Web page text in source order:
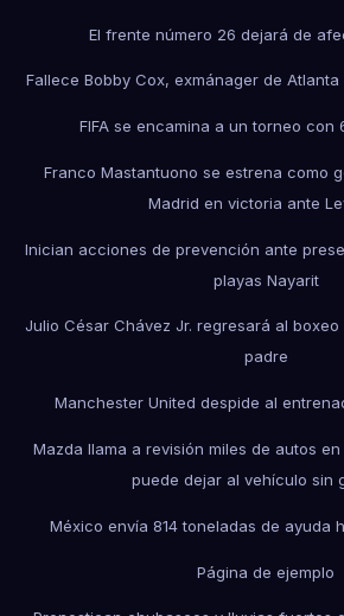
El frente número 26 dejará de
Fallece Bobby Cox, exmánager de
FIFA se encamina a un torneo con
Franco Mastantuono se estrena como
Madrid en victoria ante
Inician acciones de prevención ante
playas Nayarit
Julio César Chávez Jr. regresará al
padre
Manchester United despide al
Mazda llama a revisión miles de autos
puede dejar al vehículo sin
México envía 814 toneladas de ayuda
Página de ejemplo